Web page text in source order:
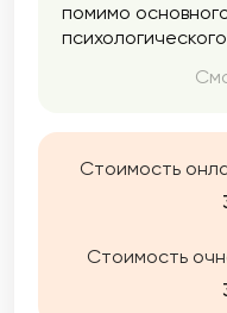
помимо
различных
Стоимость
Стоимость